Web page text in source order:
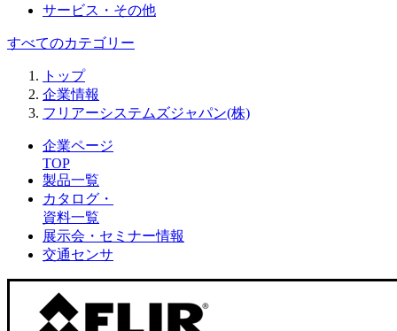
サービス・その他
すべてのカテゴリー
トップ
企業情報
フリアーシステムズジャパン(株)
企業ページ
TOP
製品一覧
カタログ・
資料一覧
展示会・セミナー情報
交通センサ